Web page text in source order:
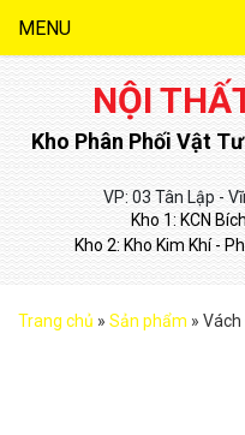
MENU
NỘI
Kho Phân Phối Vật
VP: 03 Tân Lập -
Kho 1: KCN
Kho 2: Kho Kim Khí -
Trang chủ » Sản phẩm » Vách